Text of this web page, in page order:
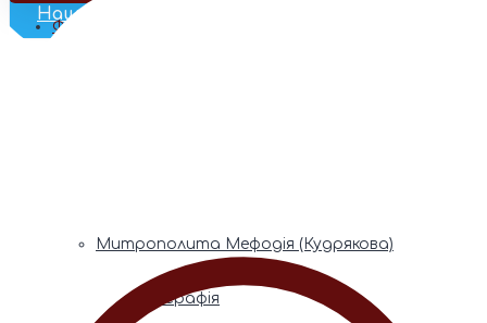
Наш Телеграм
Фонди пам’яті
Митрополита Мефодія (Кудрякова)
Біографія